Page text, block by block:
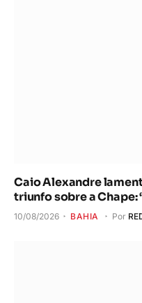
Caio Alexandre
triunfo sobre a Chape:
10/08/2026 BAHIA Por